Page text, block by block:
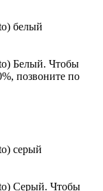
белый
Белый. Чтобы
позвоните по
серый
Серый. Чтобы